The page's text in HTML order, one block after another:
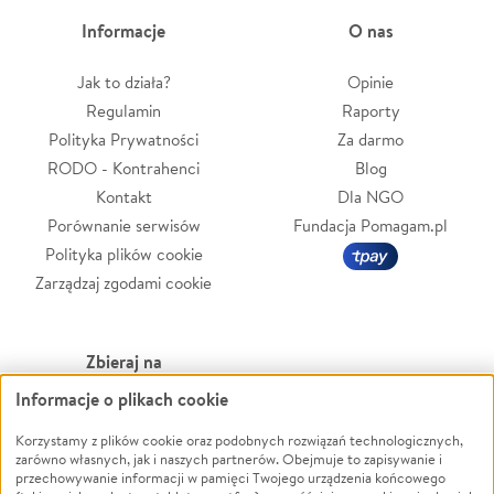
Informacje
Jak to działa?
Regulamin
Polityka Prywatności
RODO - Kontrahenci
Kontakt
Porównanie serwisów
Polityka plików cookie
Zarządzaj zgodami cookie
O nas
Opinie
Raporty
Za darmo
Blog
Dla NGO
Fundacja Pomagam.pl
Zbieraj na
Leczenie
Zwierzęta
Pożar
Powódź
Wichura
Informacje o plikach cookie
Korzystamy z plików cookie oraz podobnych rozwiązań technologicznych,
zarówno własnych, jak i naszych partnerów. Obejmuje to zapisywanie i
przechowywanie informacji w pamięci Twojego urządzenia końcowego